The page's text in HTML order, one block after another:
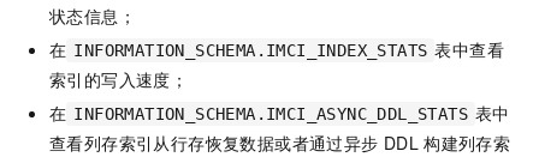
状态信息；
在 INFORMATION_SCHEMA.IMCI_INDEX_STATS 表中查看
索引的写入速度；
在 INFORMATION_SCHEMA.IMCI_ASYNC_DDL_STATS 表中
查看列存索引从行存恢复数据或者通过异步 DDL 构建列存索